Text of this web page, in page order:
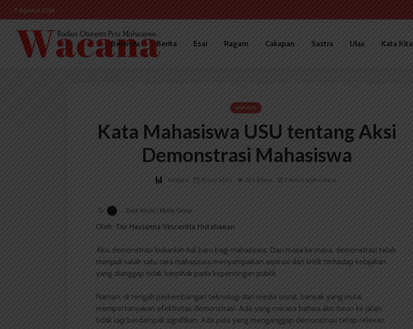
7 Agustus 2026
Beranda Berita Esai Ragam Cakapan Sastra Ulas Kata Kita
KATA KITA
Kata Mahasiswa USU tentang Aksi
Demonstrasi Mahasiswa
Redaksi 13 Juni 2025 294 dilihat 3 menit waktu baca
Dark Mode | Moda Gelap
Oleh: Tio Hasianna Vincentia Hutahaean
Aksi demonstrasi bukanlah hal baru bagi mahasiswa. Dari masa ke masa, demonstrasi telah
menjadi salah satu cara mahasiswa menyampaikan aspirasi dan kritik terhadap kebijakan
yang dianggap tidak berpihak pada kepentingan publik.
Namun, di tengah perkembangan teknologi dan media sosial, banyak yang mulai
mempertanyakan efektivitas demonstrasi. Ada yang merasa bahwa aksi turun ke jalan
tidak lagi berdampak signifikan. Ada pula yang menganggap demonstrasi tetap relevan